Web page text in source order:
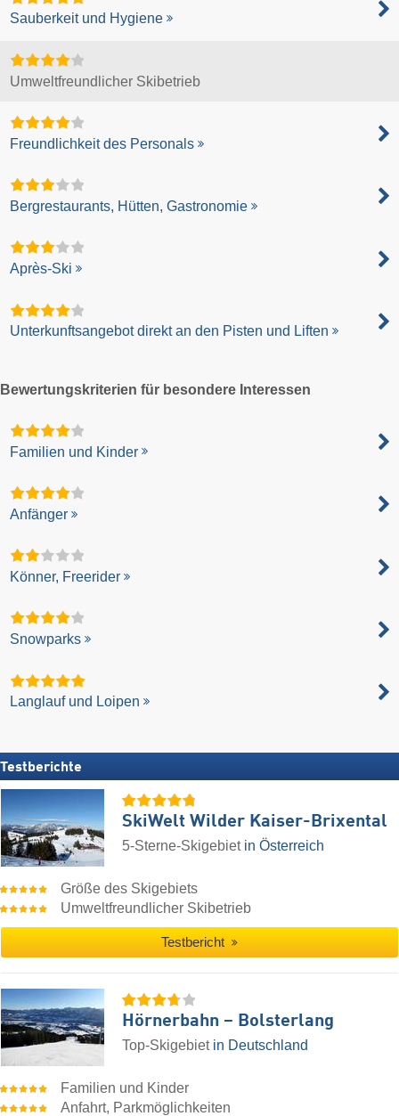
Sauberkeit und Hygiene
Umweltfreundlicher Skibetrieb
Freundlichkeit des Personals
Bergrestaurants, Hütten, Gastronomie
Après-Ski
Unterkunftsangebot direkt an den Pisten und Liften
Bewertungskriterien für besondere Interessen
Familien und Kinder
Anfänger
Könner, Freerider
Snowparks
Langlauf und Loipen
Testberichte
SkiWelt Wilder Kaiser-Brixental
5-Sterne-Skigebiet in Österreich
Größe des Skigebiets
Umweltfreundlicher Skibetrieb
Testbericht
Hörnerbahn – Bolsterlang
Top-Skigebiet in Deutschland
Familien und Kinder
Anfahrt, Parkmöglichkeiten